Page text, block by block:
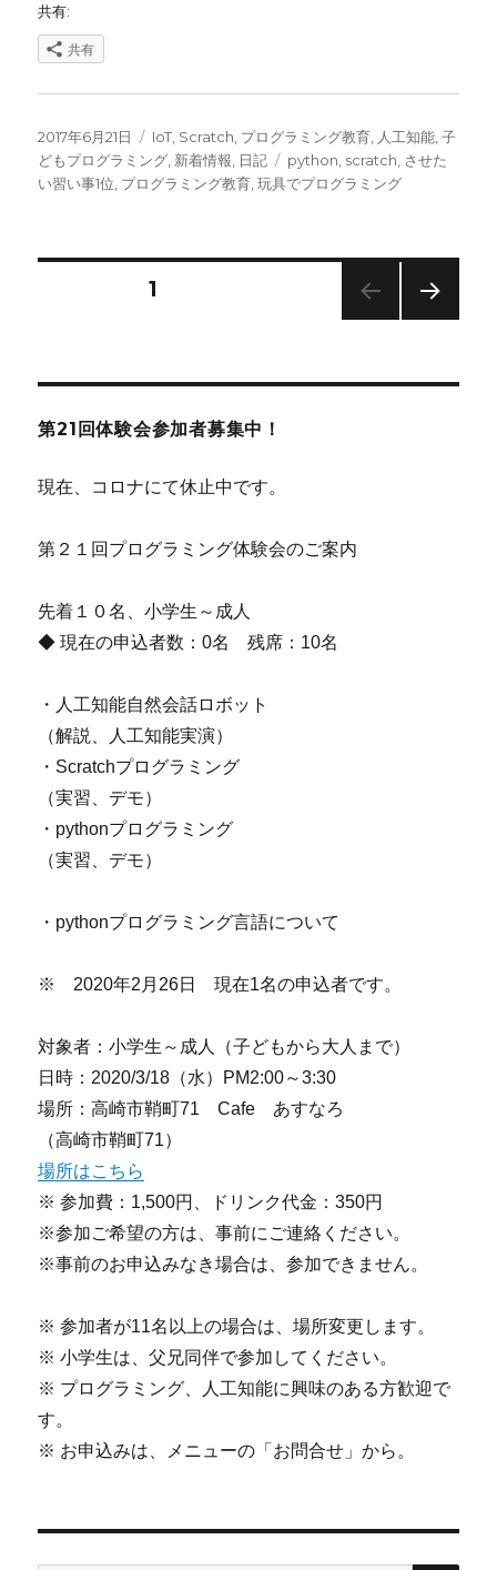
共有:
共有
投
稿
日:
2017年6月21日
カ
テ
ゴ
IoT Scratch プログラミング教育 人工知能 ,子
どもプログラミング 新着情報 日記
タ
グ
python scratch させた
い習い事1位 プログラミング教育 ,玩具でプログラミング
ナ
ゲ
ー
シ
ン
固定ページ1
第21回体験会参加者募集中！
現在、コロナにて休止中です。
第２１回プログラミング体験会のご案内
先着１０名、小学生～成人
◆ 現在の申込者数：0名 残席：10名
・人工知能自然会話ロボット
（解説、人工知能実演）
・Scratchプログラミング
（実習、デモ）
・pythonプログラミング
（実習、デモ）
・pythonプログラミング言語について
※ 2020年2月26日 現在1名の申込者です。
対象者：小学生～成人（子どもから大人まで）
日時：2020/3/18（水）PM2:00～3:30
場所：高崎市鞘町71 Cafe あすなろ
（高崎市鞘町71）
場所はこちら
※ 参加費：1,500円、ドリンク代金：350円
※参加ご希望の方は、事前にご連絡ください。
※事前のお申込みなき場合は、参加できません。
※ 参加者が11名以上の場合は、場所変更します。
※ 小学生は、父兄同伴で参加してください。
※ プログラミング、人工知能に興味のある方歓迎で
す。
※ お申込みは、メニューの「お問合せ」から。